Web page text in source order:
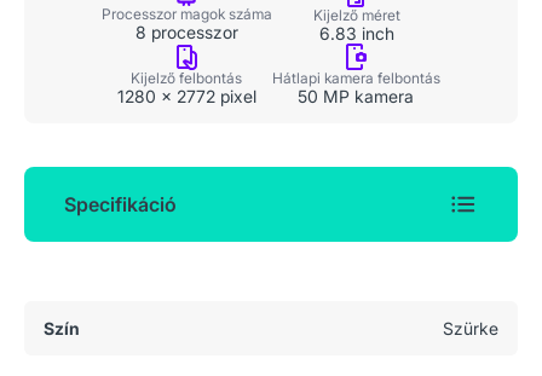
Processzor magok száma
8 processzor
Kijelző méret
6.83 inch
Kijelző felbontás
1280 x 2772 pixel
Hátlapi kamera felbontás
50 MP kamera
Specifikáció
Szín Szürke